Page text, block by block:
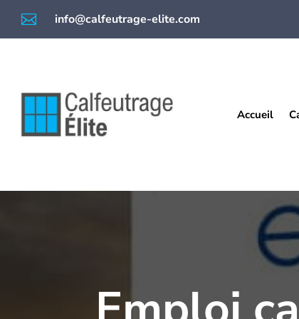
 info@calfeutrage-elite.com
Accueil